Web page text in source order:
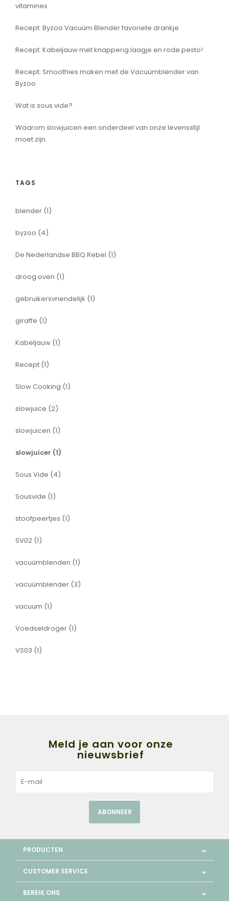
vitamines
Recept: Byzoo Vacuüm Blender favoriete drankje
Recept: Kabeljauw met knapperig laagje en rode pesto!
Recept: Smoothies maken met de Vacuümblender van
Byzoo
Wat is sous vide?
Waarom slowjuicen een onderdeel van onze levensstijl
moet zijn.
TAGS
blender (1)
byzoo (4)
De Nederlandse BBQ Rebel (1)
droog oven (1)
gebruikersvriendelijk (1)
giraffe (1)
Kabeljauw (1)
Recept (1)
Slow Cooking (1)
slowjuice (2)
slowjuicen (1)
slowjuicer (1)
Sous Vide (4)
Sousvide (1)
stoofpeertjes (1)
SV02 (1)
vacuümblenden (1)
vacuümblender (3)
vacuum (1)
Voedseldroger (1)
VS03 (1)
Meld je aan voor onze
nieuwsbrief
ABONNEER
PRODUCTEN
CUSTOMER SERVICE
BEREIK ONS